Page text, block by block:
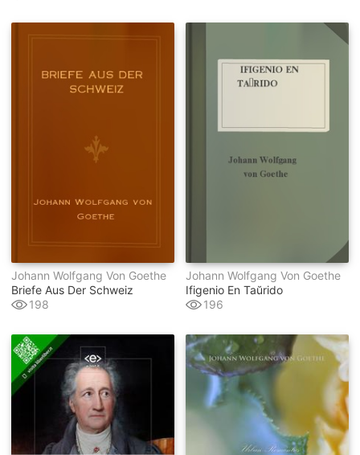
Johann Wolfgang Von Goethe
Briefe Aus Der Schweiz
198
Johann Wolfgang Von Goethe
Ifigenio En Taŭrido
196